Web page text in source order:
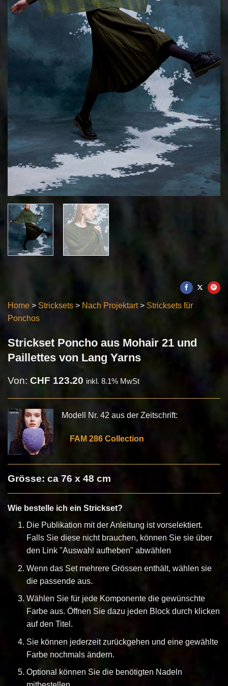
Home > Stricksets > Nach Projektart> Stricksets für
Ponchos
Strickset Poncho aus Mohair 21 und
Paillettes von Lang Yarns
Von: CHF 123.20 inkl. 8.1% MwSt
Modell Nr. 42 aus der Zeitschrift:
FAM 286 Collection
Grösse: ca 76 x 48 cm
Wie bestelle ich ein Strickset?
Die Publikation mit der Anleitung ist vorselektiert.
Falls Sie diese nicht brauchen, können Sie sie über
den Link "Auswahl aufheben" abwählen
Wenn das Set mehrere Grössen enthält, wählen sie
die passende aus.
Wählen Sie für jede Komponente die gewünschte
Farbe aus. Öffnen Sie dazu jeden Block durch klicken
auf den Titel.
Sie können jederzeit zurückgehen und eine gewählte
Farbe nochmals ändern.
Optional können Sie die benötigten Nadeln